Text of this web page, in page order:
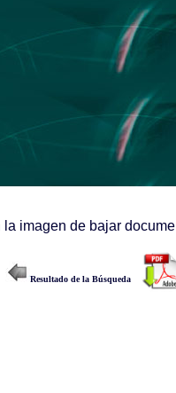
la imagen de bajar
Resultado de la Búsqueda